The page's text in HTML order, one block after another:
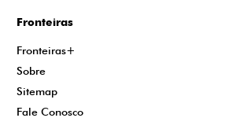
Fronteiras
Fronteiras+
Sobre
Sitemap
Fale Conosco